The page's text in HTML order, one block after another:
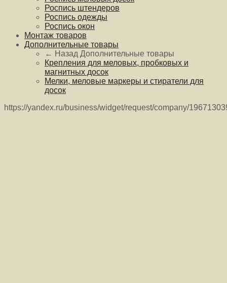
Роспись штендеров
Роспись одежды
Роспись окон
Монтаж товаров
Дополнительные товары
← Назад Дополнительные товары
Крепления для меловых, пробковых и
магнитных досок
Мелки, меловые маркеры и стиратели для
досок
https://yandex.ru/business/widget/request/company/